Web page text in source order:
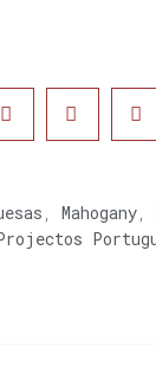
, Mahogany,